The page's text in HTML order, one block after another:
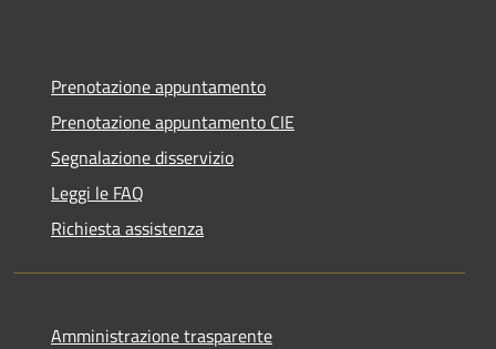
Prenotazione appuntamento
Prenotazione appuntamento CIE
Segnalazione disservizio
Leggi le FAQ
Richiesta assistenza
Amministrazione trasparente